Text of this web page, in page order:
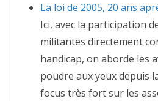
La loi de 2005, 20 ans
Ici, avec la participation
militantes directement
handicap, on aborde les
poudre aux yeux depuis
focus très fort sur les